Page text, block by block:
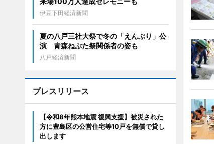
伊豆下田経済新聞
夏の八戸三社大祭で冬の「えんぶり」公
演 青森ねぶた祭関係者の姿も
八戸経済新聞
プレスリリース
【令和8年熊本地震 復興支援】被災された
方に豊島区の公営住宅等10戸を無償で貸し
出します